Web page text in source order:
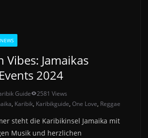
NEWS
Vibes: Jamaikas
2024
Guide
2581 Views
, Karibik, Karibikguide, One Love, Reggae
steht die Karibikinsel Jamaika mit
Musik und herzlichen